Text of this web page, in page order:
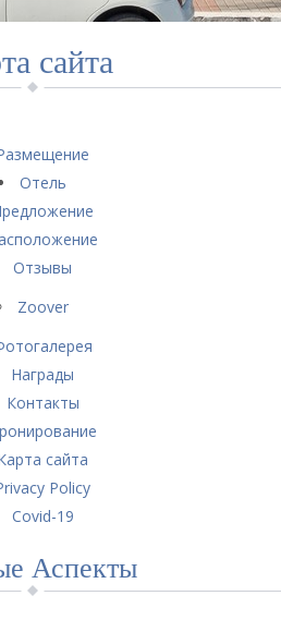
сайта
Отель
Отзывы
Zoover
Награды
Контакты
сайта
Policy
Covid-19
Аспекты